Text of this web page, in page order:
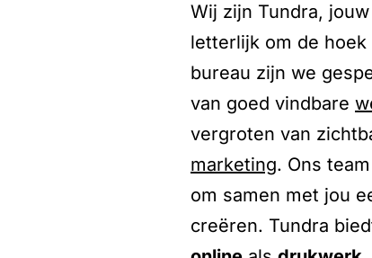
Wij zijn Tundra, jouw
letterlijk om de hoek
bureau zijn we
van goed vindbare
vergroten van
marketing. Ons
om samen met jou
creëren. Tundra